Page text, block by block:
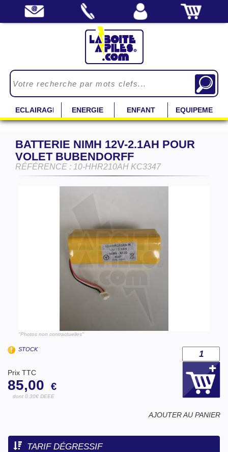
ECLAIRAGE ENERGIE ENFANT EQUIPEMENT
BATTERIE NIMH 12V-2.1AH POUR
VOLET BUBENDORFF
RÉFÉRENCE : 10-HHR210AH KC3347
"Photos non contractuelles"
STOCK
Prix TTC
85,00 €
dont 0.30€ DEEE
AJOUTER AU PANIER
TARIF DÉGRESSIF